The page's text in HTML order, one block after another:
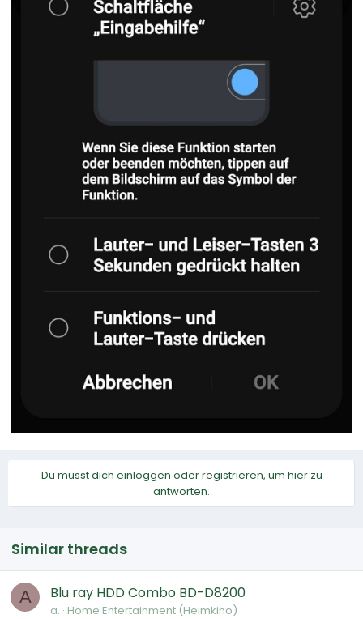
Du musst dich einloggen oder registrieren, um hier zu
antworten.
Similar threads
A Blu ray HDD Combo BD-D8200
a. Home Entertainment (Heimkino)